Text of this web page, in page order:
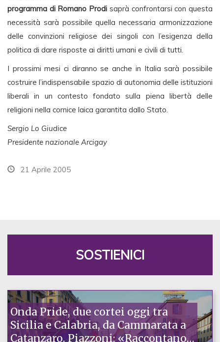
programma di Romano Prodi saprà confrontarsi con questa
necessità sarà possibile quella necessaria armonizzazione
delle convinzioni religiose dei singoli con l’esigenza della
politica di dare risposte ai diritti umani e civili di tutti.
I prossimi mesi ci diranno se anche in Italia sarà possibile
costruire l’indispensabile spazio di autonomia delle istituzioni
liberali in un contesto fondato sulla piena libertà delle
religioni nella cornice laica garantita dallo Stato.
Sergio Lo Giudice
Presidente nazionale Arcigay
21 Aprile 2005
SOSTIENICI
Onda Pride, due cortei oggi tra
Sicilia e Calabria, da Cammarata a
Catanzaro. Piazzoni: «Raccontano